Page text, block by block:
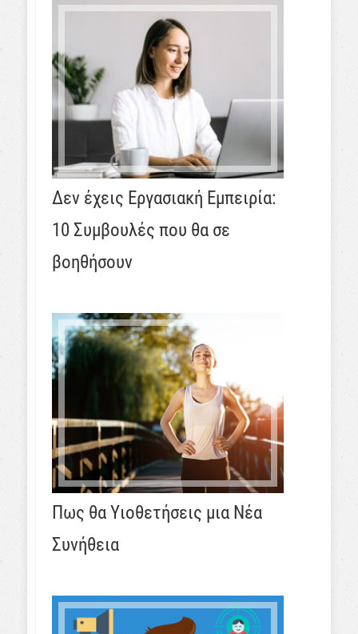
Δεν έχεις Εργασιακή Εμπειρία:
10 Συμβουλές που θα σε
βοηθήσουν
Πως θα Υιοθετήσεις μια Νέα
Συνήθεια